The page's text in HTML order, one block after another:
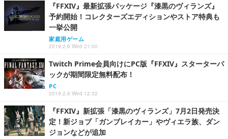
『FFXIV』最新拡張パッケージ『漆黒のヴィランズ』
予約開始！コレクターズエディションやストア特典も
一挙公開
家庭用ゲーム
2019.2.6 Wed 21:00
Twitch Prime会員向けにPC版『FFXIV』スターターパ
ックが期間限定無料配布！
PC
2019.2.6 Wed 12:32
『FFXIV』新拡張「漆黒のヴィランズ」7月2日発売決
定！新ジョブ「ガンブレイカー」やヴィエラ族、ダン
ジョンなどが追加